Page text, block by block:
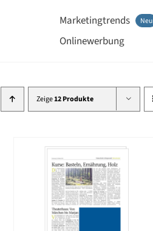
Marketingtrends Neu
Onlinewerbung
Zeige12 Produkte